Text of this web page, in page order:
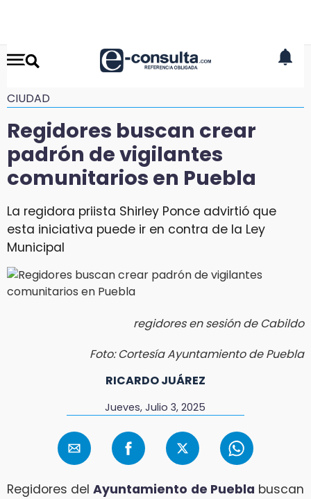
CIUDAD
Regidores buscan crear
padrón de vigilantes
comunitarios en Puebla
La regidora priista Shirley Ponce advirtió que
esta iniciativa puede ir en contra de la Ley
Municipal
regidores en sesión de Cabildo
Foto: Cortesía Ayuntamiento de Puebla
RICARDO JUÁREZ
Jueves, Julio 3, 2025
Regidores delAyuntamiento de Puebla buscan